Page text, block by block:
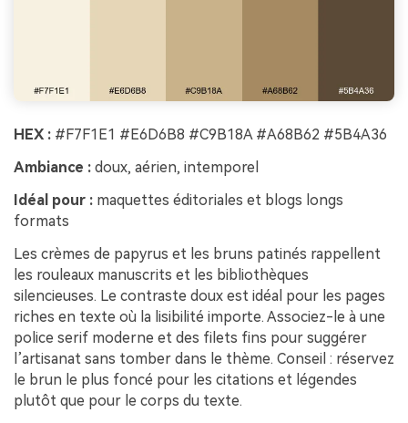
HEX : #F7F1E1 #E6D6B8 #C9B18A #A68B62 #5B4A36
Ambiance : doux, aérien, intemporel
Idéal pour : maquettes éditoriales et blogs longs
formats
Les crèmes de papyrus et les bruns patinés rappellent
les rouleaux manuscrits et les bibliothèques
silencieuses. Le contraste doux est idéal pour les pages
riches en texte où la lisibilité importe. Associez-le à une
police serif moderne et des filets fins pour suggérer
l’artisanat sans tomber dans le thème. Conseil : réservez
le brun le plus foncé pour les citations et légendes
plutôt que pour le corps du texte.